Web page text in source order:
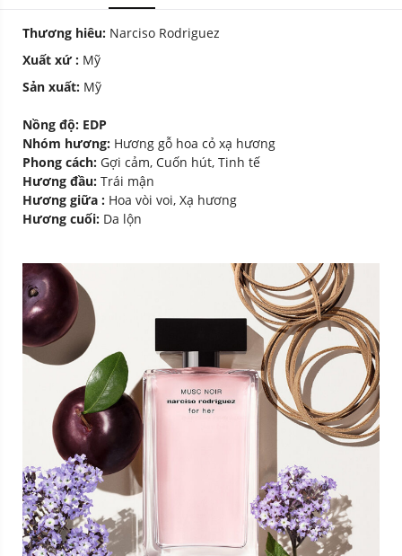
Thương hiêu: Narciso Rodriguez
Xuất xứ : Mỹ
Sản xuất: Mỹ
Nồng độ: EDP
Nhóm hương: Hương gỗ hoa cỏ xạ hương
Phong cách: Gợi cảm, Cuốn hút, Tinh tế
Hương đầu: Trái mận
Hương giữa : Hoa vòi voi, Xạ hương
Hương cuối: Da lộn